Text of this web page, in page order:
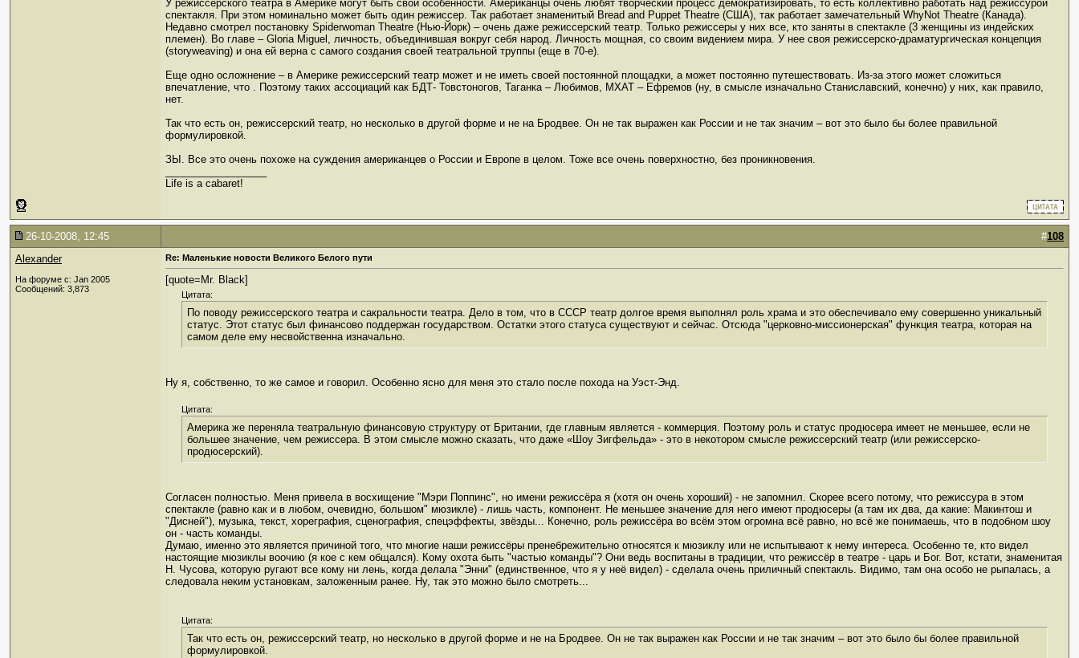
У режиссерского театра в Америке могут быть свои особенности. Американцы очень любят творческий процесс демократизировать, то есть коллективно работать над режиссурой
спектакля. При этом номинально может быть один режиссер. Так работает знаменитый Bread and Puppet Theatre (США), так работает замечательный WhyNot Theatre (Канада).
Недавно смотрел постановку Spiderwoman Theatre (Нью-Йорк) – очень даже режиссерский театр. Только режиссеры у них все, кто заняты в спектакле (3 женщины из индейских
племен). Во главе – Gloria Miguel, личность, объединившая вокруг себя народ. Личность мощная, со своим видением мира. У нее своя режиссерско-драматургическая концепция
(storyweaving) и она ей верна с самого создания своей театральной труппы (еще в 70-е).
Еще одно осложнение – в Америке режиссерский театр может и не иметь своей постоянной площадки, а может постоянно путешествовать. Из-за этого может сложиться
впечатление, что . Поэтому таких ассоциаций как БДТ- Товстоногов, Таганка – Любимов, МХАТ – Ефремов (ну, в смысле изначально Станиславский, конечно) у них, как правило,
нет.
Так что есть он, режиссерский театр, но несколько в другой форме и не на Бродвее. Он не так выражен как России и не так значим – вот это было бы более правильной
формулировкой.
ЗЫ. Все это очень похоже на суждения американцев о России и Европе в целом. Тоже все очень поверхностно, без проникновения.
Life is a cabaret!
26-10-2008, 12:45 #108
Alexander
На форуме с: Jan 2005
Сообщений: 3,873
Re: Маленькие новости Великого Белого пути
[quote=Mr. Black]
Цитата:
По поводу режиссерского театра и сакральности театра. Дело в том, что в СССР театр долгое время выполнял роль храма и это обеспечивало ему совершенно уникальный
статус. Этот статус был финансово поддержан государством. Остатки этого статуса существуют и сейчас. Отсюда "церковно-миссионерская" функция театра, которая на
самом деле ему несвойственна изначально.
Ну я, собственно, то же самое и говорил. Особенно ясно для меня это стало после похода на Уэст-Энд.
Цитата:
Америка же переняла театральную финансовую структуру от Британии, где главным является - коммерция. Поэтому роль и статус продюсера имеет не меньшее, если не
большее значение, чем режиссера. В этом смысле можно сказать, что даже «Шоу Зигфельда» - это в некотором смысле режиссерский театр (или режиссерско-
продюсерский).
Согласен полностью. Меня привела в восхищение "Мэри Поппинс", но имени режиссёра я (хотя он очень хороший) - не запомнил. Скорее всего потому, что режиссура в этом
спектакле (равно как и в любом, очевидно, большом" мюзикле) - лишь часть, компонент. Не меньшее значение для него имеют продюсеры (а там их два, да какие: Макинтош и
"Дисней"), музыка, текст, хореграфия, сценография, спецэффекты, звёзды... Конечно, роль режиссёра во всём этом огромна всё равно, но всё же понимаешь, что в подобном шоу
он - часть команды.
Думаю, именно это является причиной того, что многие наши режиссёры пренебрежительно относятся к мюзиклу или не испытывают к нему интереса. Особенно те, кто видел
настоящие мюзиклы воочию (я кое с кем общался). Кому охота быть "частью команды"? Они ведь воспитаны в традиции, что режиссёр в театре - царь и Бог. Вот, кстати, знаменитая
Н. Чусова, которую ругают все кому ни лень, когда делала "Энни" (единственное, что я у неё видел) - сделала очень приличный спектакль. Видимо, там она особо не рыпалась, а
следовала неким установкам, заложенным ранее. Ну, так это можно было смотреть...
Цитата:
Так что есть он, режиссерский театр, но несколько в другой форме и не на Бродвее. Он не так выражен как России и не так значим – вот это было бы более правильной
формулировкой.